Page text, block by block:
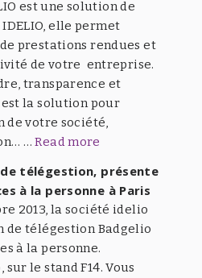
est une solution de
elle permet
prestations rendues et
de votre entreprise.
transparence et
est la solution pour
de votre société,
…Read more
télégestion, présente
à la personne à Paris
2013, la société idelio
de télégestion Badgelio
à la personne.
le stand F14. Vous